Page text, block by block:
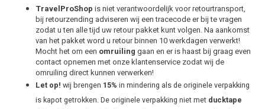
TravelProShop is niet verantwoordelijk voor retourtransport,
bij retourzending adviseren wij een tracecode er bij te vragen
zodat u ten alle tijd uw retour pakket kunt volgen. Na aankomst
van het pakket word u retour binnen 10 werkdagen verwerkt!
Mocht het om een omruiling gaan en er is haast bij graag even
contact opnemen met onze klantenservice zodat wij de
omruiling direct kunnen verwerken!
Let op! wij brengen 15% in mindering als de originele verpakking
is kapot getrokken. De originele verpakking niet met ducktape